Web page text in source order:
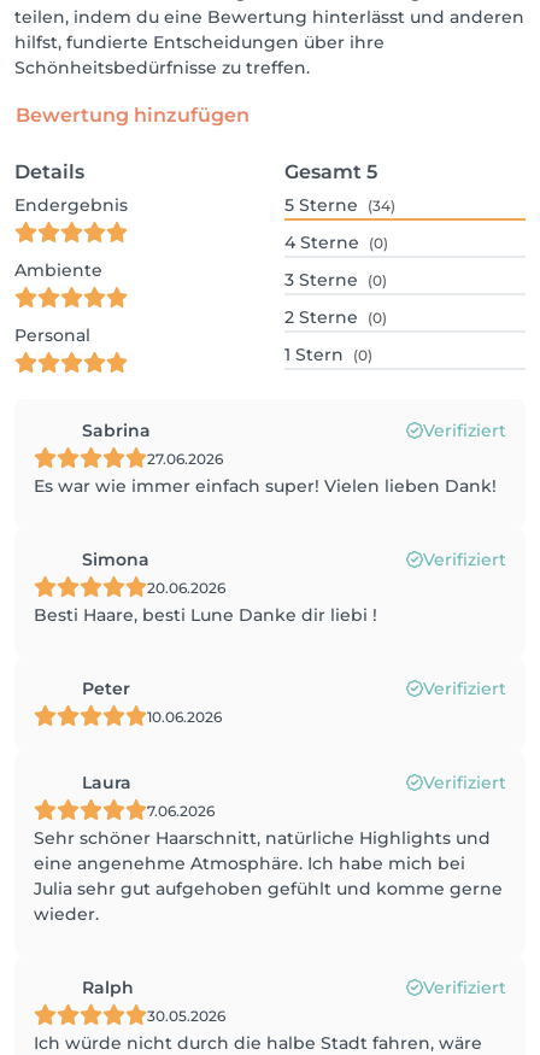
teilen, indem du eine Bewertung hinterlässt und anderen
hilfst, fundierte Entscheidungen über ihre
Schönheitsbedürfnisse zu treffen.
Bewertung hinzufügen
Details
Endergebnis
Ambiente
Personal
Gesamt 5
5 Sterne (34)
4 Sterne (0)
3 Sterne (0)
2 Sterne (0)
1 Stern (0)
Sabrina Verifiziert
27.06.2026
Es war wie immer einfach super! Vielen lieben Dank!
Simona Verifiziert
20.06.2026
Besti Haare, besti Lune Danke dir liebi !
Peter Verifiziert
10.06.2026
Laura Verifiziert
7.06.2026
Sehr schöner Haarschnitt, natürliche Highlights und
eine angenehme Atmosphäre. Ich habe mich bei
Julia sehr gut aufgehoben gefühlt und komme gerne
wieder.
Ralph Verifiziert
30.05.2026
Ich würde nicht durch die halbe Stadt fahren, wäre